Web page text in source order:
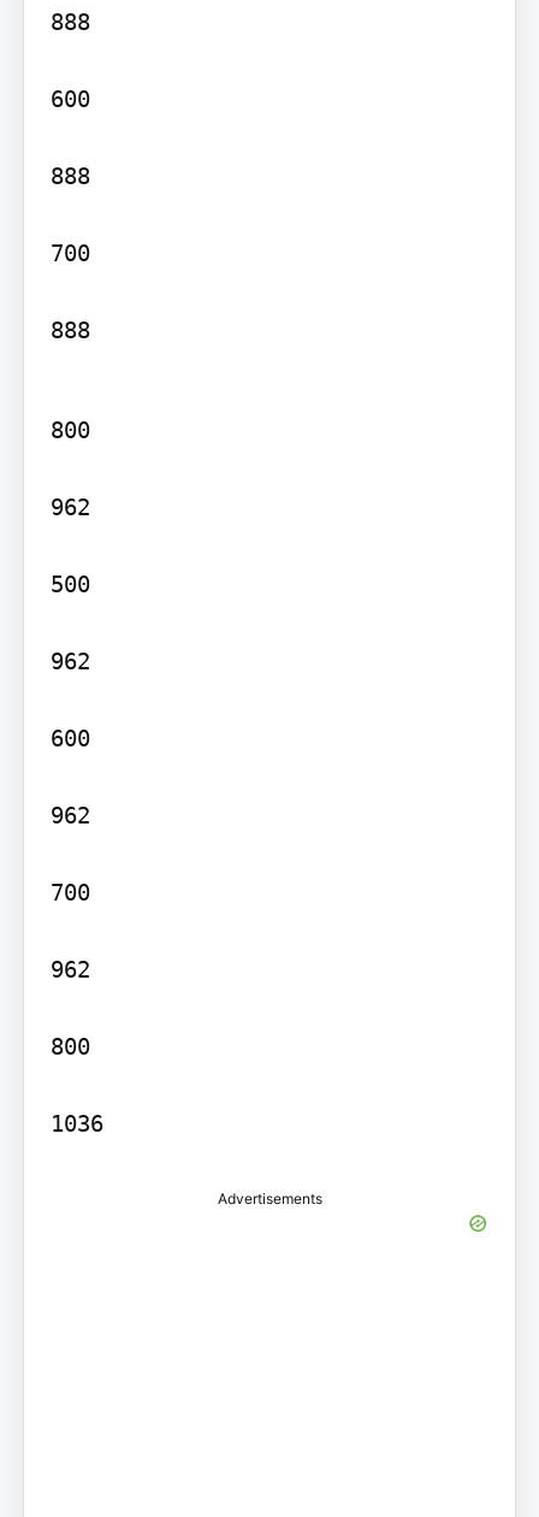
888
600
888
700
888
800
962
500
962
600
962
700
962
800
1036
Advertisements